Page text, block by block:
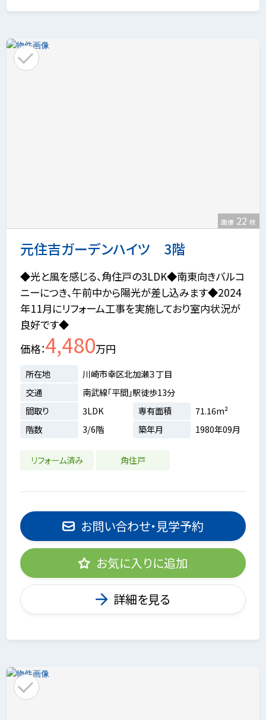
元住吉ガーデンハイツ 3階
画像 22 枚
◆光と風を感じる、角住戸の3LDK◆南東向きバルコ
ニーにつき、午前中から陽光が差し込みます◆2024
年11月にリフォーム工事を実施しており室内状況が
良好です◆
価格 4,480万円
所在地
川崎市幸区北加瀬３丁目
交通
南武線「平間」駅徒歩13分
間取り
3LDK 専有面積
71.16m²
階数
3/6階 築年月 1980年09月
リフォーム済み 角住戸
お問い合わせ・見学予約
お気に入りに追加
詳細を見る